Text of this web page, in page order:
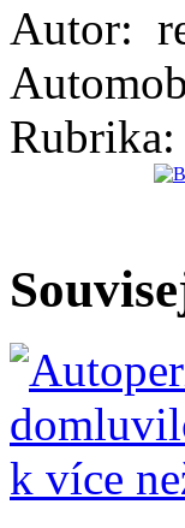
Autor:
Rubrika: